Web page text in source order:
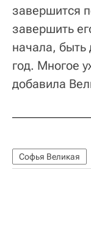
завершится
завершить
начала, быть
год. Многое
добавила
Софья Великая